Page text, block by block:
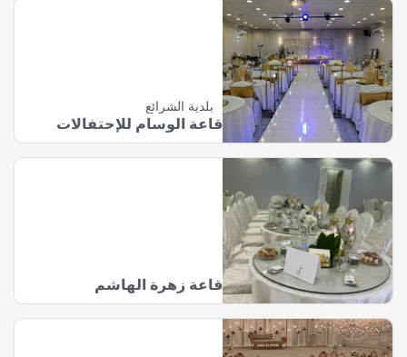
بلدية الشرائع
قاعة الوسام للإحتفالات
قاعة زهرة الهاشم